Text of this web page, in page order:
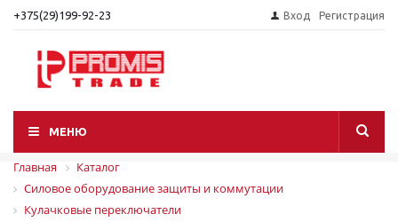
+375(29)199-92-23 Вход Регистрация
МЕНЮ
Главная
Каталог
Силовое оборудование защиты и коммутации
Кулачковые переключатели